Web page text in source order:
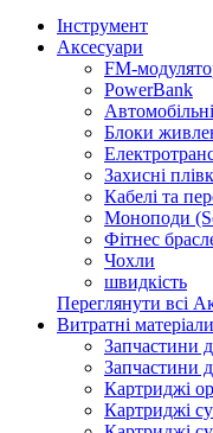
Інструмент
Аксесуари
FM-
PowerBank
Блоки
Захисні
Кабелі та
Моноподи
Фітнес
Чохли
швидкість
Переглянути всі
Витратні матеріали
Запчастини
Запчастини
Картриджі
Картриджі